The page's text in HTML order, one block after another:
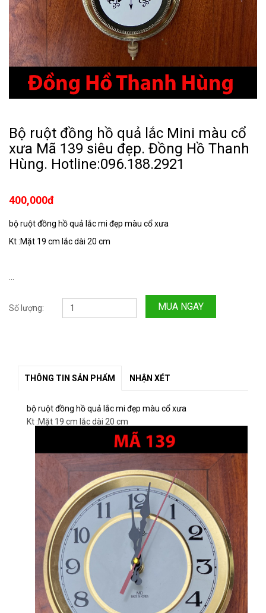
Bộ ruột đồng hồ quả lắc Mini màu cổ
xưa Mã 139 siêu đẹp. Đồng Hồ Thanh
Hùng. Hotline:096.188.2921
400,000đ
bộ ruột đồng hồ quả lắc mi đẹp màu cổ xưa
Kt :Mặt 19 cm lắc dài 20 cm
Số lượng: MUA NGAY
THÔNG TIN SẢN PHẨM NHẬN XÉT
bộ ruột đồng hồ quả lắc mi đẹp màu cổ xưa
Kt :Mặt 19 cm lắc dài 20 cm